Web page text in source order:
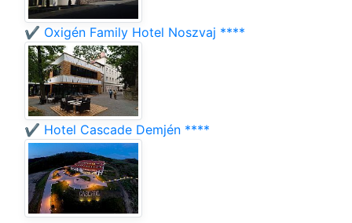
✔️ Oxigén Family Hotel Noszvaj ****
✔️ Hotel Cascade Demjén ****